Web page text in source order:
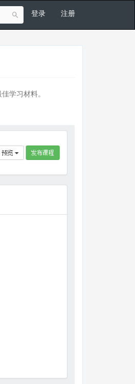
登录 注册
学习材料。